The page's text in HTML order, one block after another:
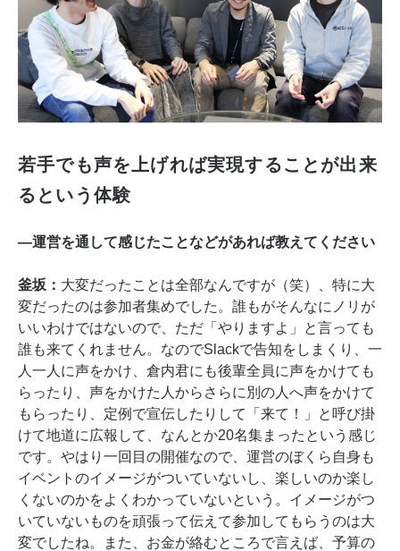
若手でも声を上げれば実現することが出来
るという体験
―運営を通して感じたことなどがあれば教えてください
釜坂： 大変だったことは全部なんですが（笑）、特に大
変だったのは参加者集めでした。誰もがそんなにノリが
いいわけではないので、ただ「やりますよ」と言っても
誰も来てくれません。なのでSlackで告知をしまくり、一
人一人に声をかけ、倉内君にも後輩全員に声をかけても
らったり、声をかけた人からさらに別の人へ声をかけて
もらったり、定例で宣伝したりして「来て！」と呼び掛
けて地道に広報して、なんとか20名集まったという感じ
です。やはり一回目の開催なので、運営のぼくら自身も
イベントのイメージがついていないし、楽しいのか楽し
くないのかをよくわかっていないという。イメージがつ
いていないものを頑張って伝えて参加してもらうのは大
変でしたね。また、お金が絡むところで言えば、予算の